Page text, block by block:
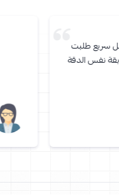
سريع طلبت
نفس الدقة